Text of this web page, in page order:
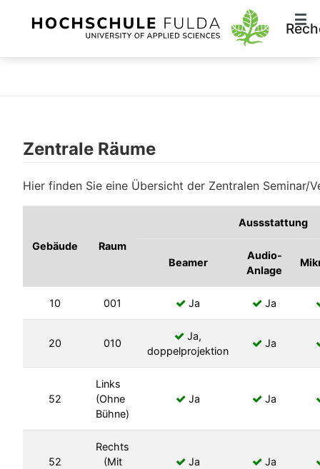
Zentrale Räume
Hier finden Sie eine Übersicht der Zentralen Seminar/
Gebäude Raum
Aussstattung
Beamer
Audio-
Anlage
10 001 Ja Ja
20 010
Ja,
doppelprojektion
Ja
52
Links
(Ohne
Bühne)
Ja Ja
52
Rechts
(Mit
Ja Ja